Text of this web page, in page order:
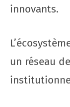
innovants.
un réseau